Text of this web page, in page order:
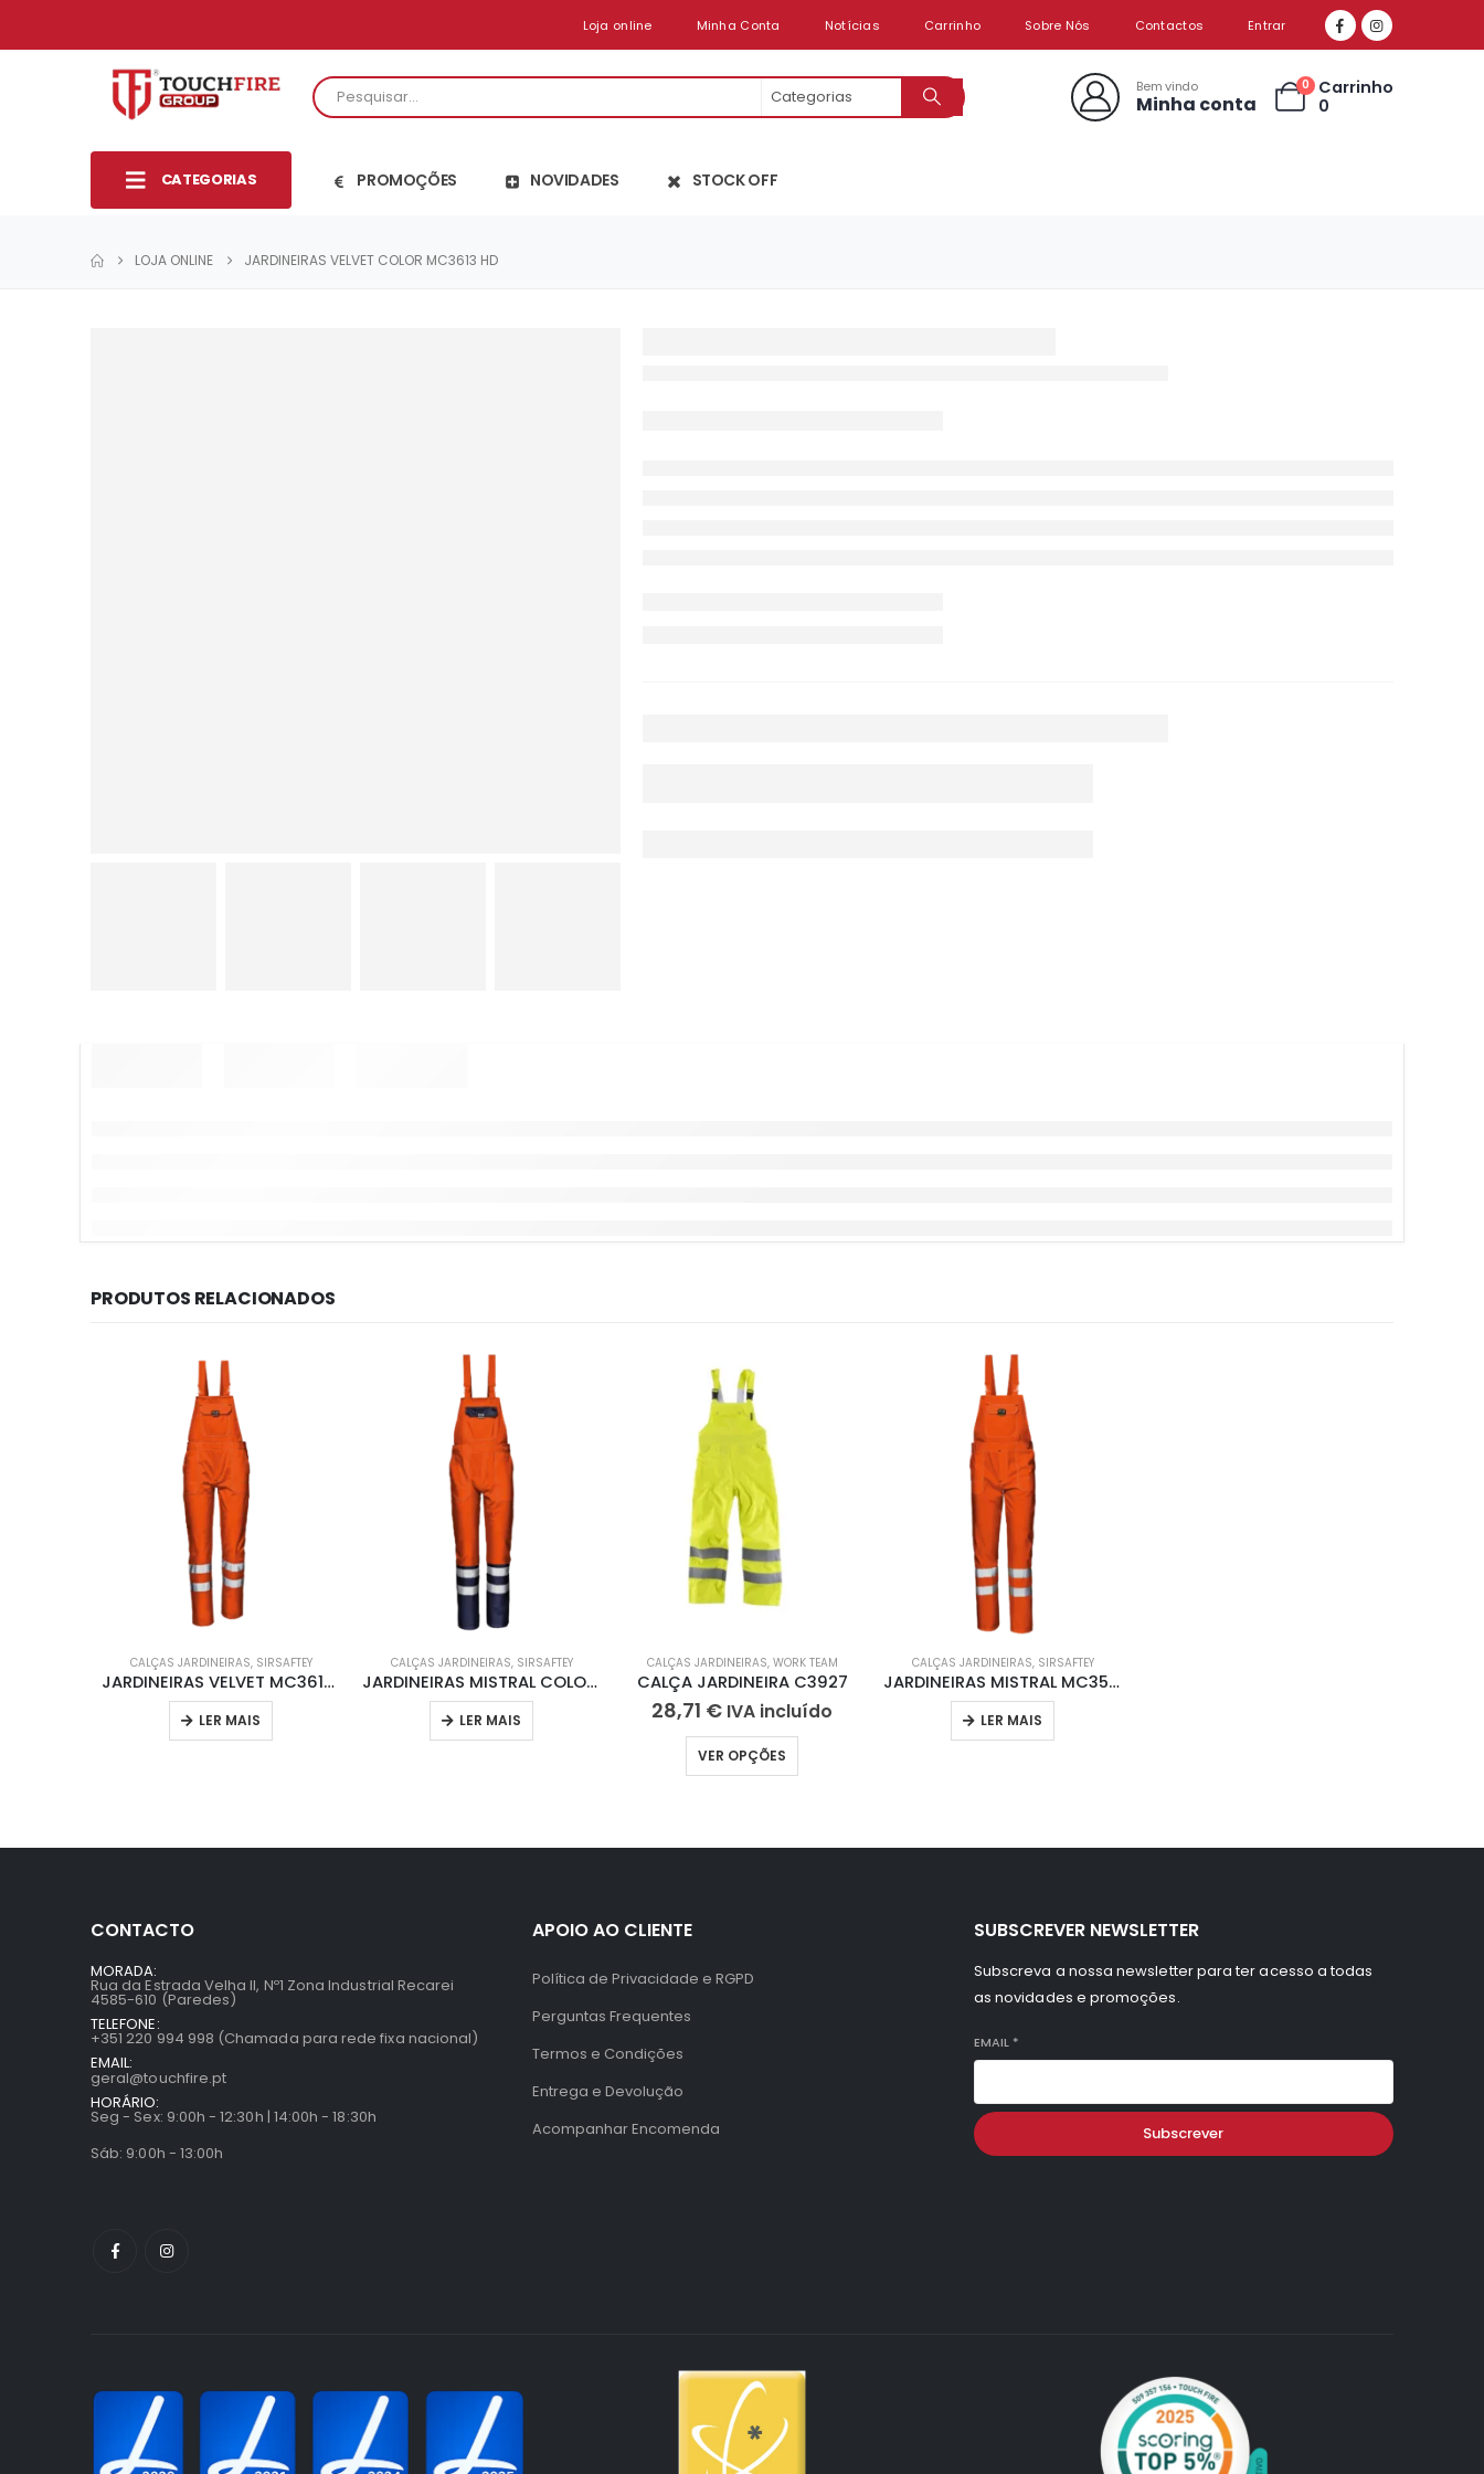
Loja online Minha Conta Notícias Carrinho Sobre Nós Contactos Entrar
Bem vindo
Minha conta
0
Carrinho
0
CATEGORIAS PROMOÇÕES NOVIDADES STOCK OFF
LOJA ONLINE JARDINEIRAS VELVET COLOR MC3613 HD
PRODUTOS RELACIONADOS
CALÇAS JARDINEIRAS, SIRSAFTEY
JARDINEIRAS VELVET MC3617 E1
LER MAIS
CALÇAS JARDINEIRAS, SIRSAFTEY
JARDINEIRAS MISTRAL COLOR MC3524 HD
LER MAIS
CALÇAS JARDINEIRAS, WORK TEAM
CALÇA JARDINEIRA C3927
28,71 € IVA incluído
VER OPÇÕES
CALÇAS JARDINEIRAS, SIRSAFTEY
JARDINEIRAS MISTRAL MC3523 H1
LER MAIS
CONTACTO
MORADA:
Rua da Estrada Velha II, Nº1 Zona Industrial Recarei
4585-610 (Paredes)
TELEFONE:
+351 220 994 998 (Chamada para rede fixa nacional)
EMAIL:
geral@touchfire.pt
HORÁRIO:
Seg - Sex: 9:00h - 12:30h | 14:00h - 18:30h
Sáb: 9:00h - 13:00h
APOIO AO CLIENTE
Política de Privacidade e RGPD
Perguntas Frequentes
Termos e Condições
Entrega e Devolução
Acompanhar Encomenda
SUBSCREVER NEWSLETTER
Subscreva a nossa newsletter para ter acesso a todas
as novidades e promoções.
EMAIL *
Subscrever